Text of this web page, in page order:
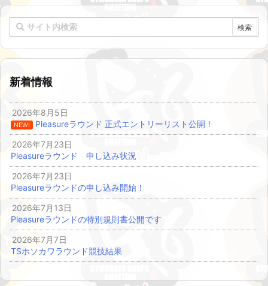
新着情報
2026年8月5日
NEW!
Pleasureラウンド 正式エントリーリスト公開！
2026年7月23日
Pleasureラウンド 申し込み状況
2026年7月23日
Pleasureラウンドの申し込み開始！
2026年7月13日
Pleasureラウンドの特別規則書公開です
2026年7月7日
TSホソカワラウンド競技結果